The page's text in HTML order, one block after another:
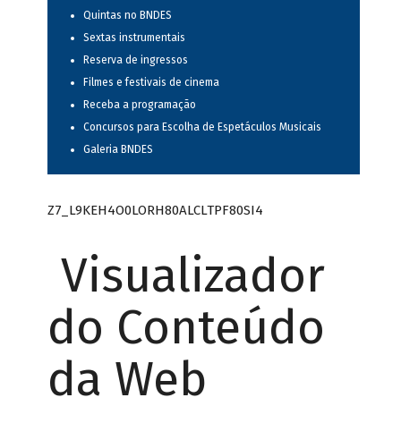
Quintas no BNDES
Sextas instrumentais
Reserva de ingressos
Filmes e festivais de cinema
Receba a programação
Concursos para Escolha de Espetáculos Musicais
Galeria BNDES
Z7_L9KEH4O0LORH80ALCLTPF80SI4
Visualizador
do Conteúdo
da Web